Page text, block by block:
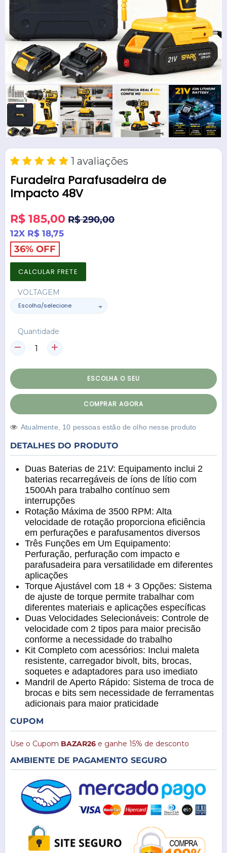
1 avaliações
Furadeira Parafusadeira de
Impacto 48V
Preço
normal
R$ 185,00 R$ 290,00
12X R$ 18,75
36% OFF
CALCULAR FRETE
VOLTAGEM
Quantidade
ESCOLHA O SEU
COMPRAR AGORA
Atualmente, 10 pessoas estão de olho nesse produto
DETALHES DO PRODUTO
Duas Baterias de 21V: Equipamento inclui 2
baterias recarregáveis de íons de lítio com
1500Ah para trabalho contínuo sem
interrupções
Rotação Máxima de 3500 RPM: Alta
velocidade de rotação proporciona eficiência
em perfurações e parafusamentos diversos
Três Funções em Um Equipamento:
Perfuração, perfuração com impacto e
parafusadeira para versatilidade em diferentes
aplicações
Torque Ajustável com 18 + 3 Opções: Sistema
de ajuste de torque permite trabalhar com
diferentes materiais e aplicações específicas
Duas Velocidades Selecionáveis: Controle de
velocidade com 2 tipos para maior precisão
conforme a necessidade do trabalho
Kit Completo com acessórios: Inclui maleta
resistente, carregador bivolt, bits, brocas,
soquetes e adaptadores para uso imediato
Mandril de Aperto Rápido: Sistema de troca de
brocas e bits sem necessidade de ferramentas
adicionais para maior praticidade
CUPOM
Use o Cupom BAZAR26 e ganhe 15% de desconto
AMBIENTE DE PAGAMENTO SEGURO